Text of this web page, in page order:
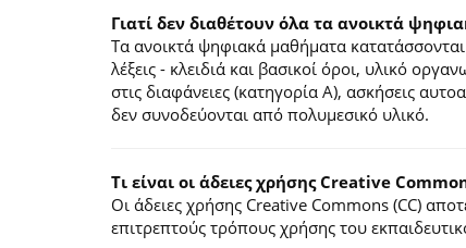
Γιατί δεν διαθέτουν όλα τα ανοικτά
Τα ανοικτά ψηφιακά μαθήματα
λέξεις - κλειδιά και βασικοί όροι, υλικό
στις διαφάνειες (κατηγορία Α), ασκήσεις
δεν συνοδεύονται από πολυμεσικό υλικό.
Τι είναι οι άδειες χρήσης Creative
Οι άδειες χρήσης Creative Commons (CC)
επιτρεπτούς τρόπους χρήσης του